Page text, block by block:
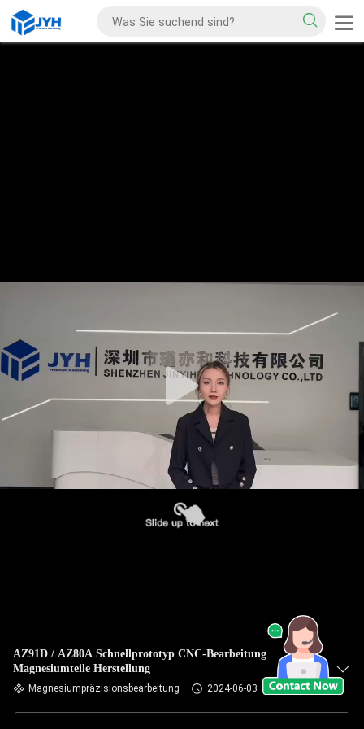
AZ91D / AZ80A Schnellprototyp CNC-Bearbeitung
Magnesiumteile Herstellung
Magnesiumpräzisionsbearbeitung 2024-06-03